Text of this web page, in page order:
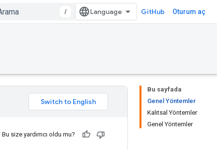
/ GitHub Oturum aç
Bu sayfada
Genel Yöntemler
Kalıtsal Yöntemler
Genel Yöntemler
Bu size yardımcı oldu mu?